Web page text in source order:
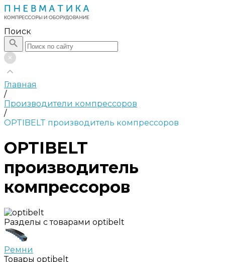
Поиск
Главная
/
Производители компрессоров
/
OPTIBELT производитель компрессоров
OPTIBELT
производитель
компрессоров
Разделы с товарами optibelt
Ремни
Товары optibelt